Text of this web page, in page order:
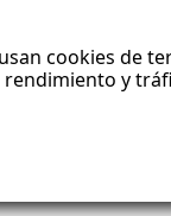
cookies de
y